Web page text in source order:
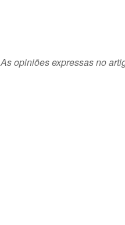
As opiniões expressas no